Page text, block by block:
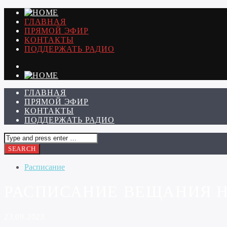
ГЛАВНАЯ
ПРЯМОЙ ЭФИР
КОНТАКТЫ
ПОДДЕРЖАТЬ РАДИО
ГЛАВНАЯ
ПРЯМОЙ ЭФИР
КОНТАКТЫ
ПОДДЕРЖАТЬ РАДИО
Расписание